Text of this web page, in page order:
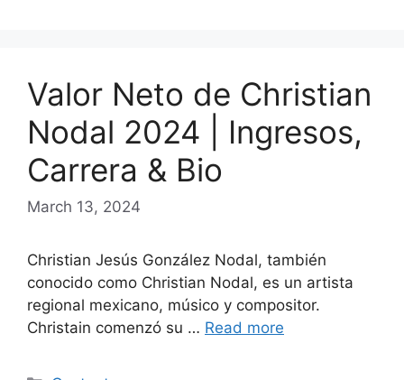
Valor Neto de Christian
Nodal 2024 | Ingresos,
Carrera & Bio
March 13, 2024
Christian Jesús González Nodal, también
conocido como Christian Nodal, es un artista
regional mexicano, músico y compositor.
Christain comenzó su … Read more